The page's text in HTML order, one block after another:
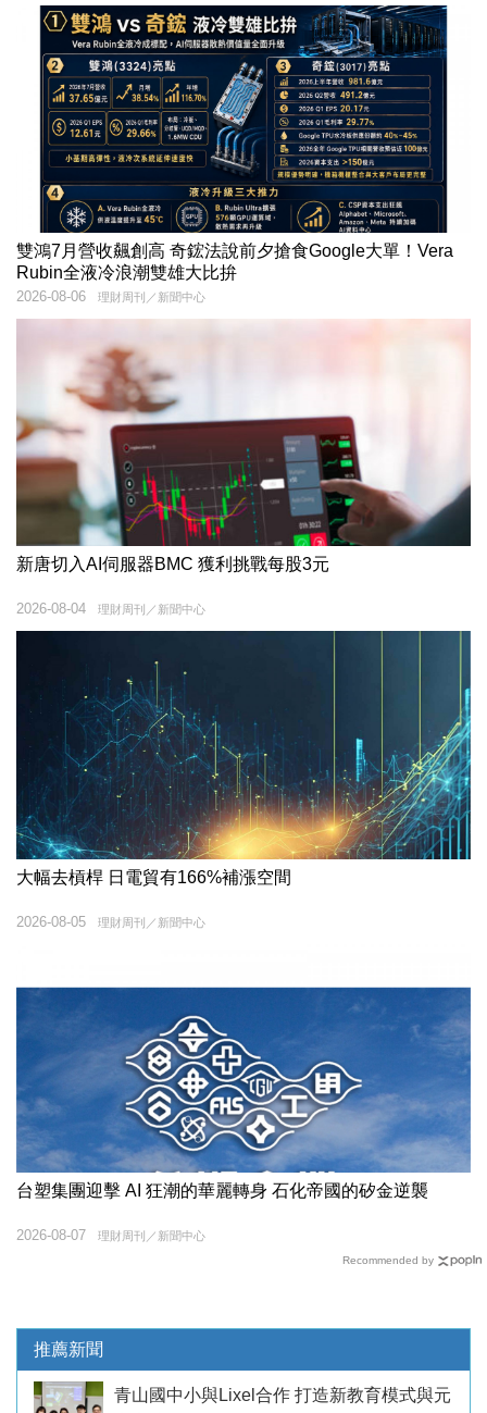
雙鴻7月營收飆創高 奇鋐法說前夕搶食Google大單！Vera
Rubin全液冷浪潮雙雄大比拚
理財周刊／新聞中心
2026-08-06
新唐切入AI伺服器BMC 獲利挑戰每股3元
理財周刊／新聞中心
2026-08-04
大幅去槓桿 日電貿有166%補漲空間
理財周刊／新聞中心
2026-08-05
台塑集團迎擊 AI 狂潮的華麗轉身 石化帝國的矽金逆襲
理財周刊／新聞中心
2026-08-07
Recommended by
推薦新聞
青山國中小與Lixel合作 打造新教育模式與元